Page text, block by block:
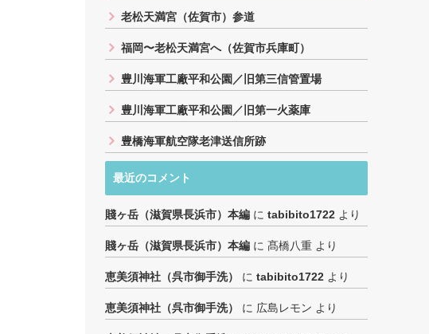
老松天満宮（佐賀市）参道
福岡〜老松天満宮へ（佐賀市兵庫町）
豊川海軍工廠平和公園／旧第三信管置場
豊川海軍工廠平和公園／旧第一火薬庫
豊橋海軍航空隊老津送信所跡
最近のコメント
賤ヶ岳（滋賀県長浜市）本編 に tabibito1722 より
賤ヶ岳（滋賀県長浜市）本編 に 髙橋八重 より
恵美須神社（呉市御手洗） に tabibito1722 より
恵美須神社（呉市御手洗） に 広島レモン より